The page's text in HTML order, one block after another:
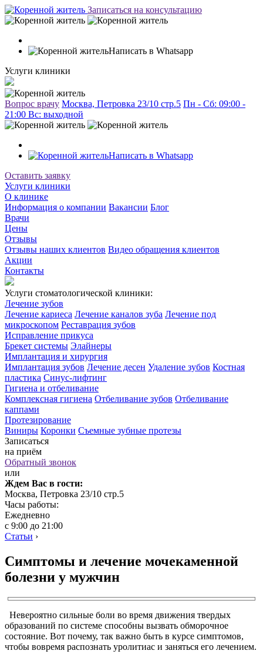
Записаться на консультацию
Написать в Whatsapp
Услуги клиники
Вопрос врачу Москва, Петровка 23/10 стр.5 Пн - Сб: 09:00 -
21:00 Вc: выходной
Написать в Whatsapp
Оставить заявку
Услуги клиники
О клинике
Информация о компании Вакансии Блог
Врачи
Цены
Отзывы
Отзывы наших клиентов Видео обращения клиентов
Акции
Контакты
Услуги стоматологической клиники:
Лечение зубов
Лечение кариеса Лечение каналов зуба Лечение под
микроскопом Реставрация зубов
Исправление прикуса
Брекет системы Элайнеры
Имплантация и хирургия
Имплантация зубов Лечение десен Удаление зубов Костная
пластика Синус-лифтинг
Гигиена и отбеливание
Комплексная гигиена Отбеливание зубов Отбеливание
каппами
Протезирование
Виниры Коронки Съемные зубные протезы
Записаться
на приём
Обратный звонок
или
Ждем Вас в гости:
Москва, Петровка 23/10 стр.5
Часы работы:
Ежедневно
с 9:00 до 21:00
Статьи ›
Симптомы и лечение мочекаменной
болезни у мужчин
Невероятно сильные боли во время движения твердых
образований по системе способны вызвать обморочное
состояние. Вот почему, так важно быть в курсе симптомов,
чтобы вовремя распознать уролитиас и заняться его лечением.